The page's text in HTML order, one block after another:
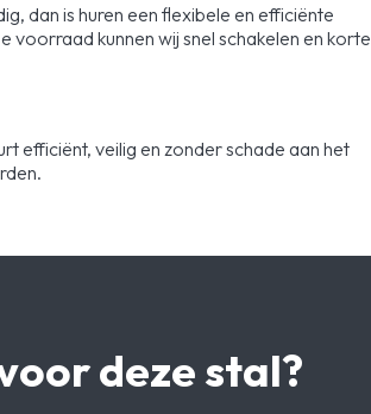
dan is huren een flexibele en efficiënte
voorraad kunnen wij snel schakelen en korte
efficiënt, veilig en zonder schade aan het
deze stal?